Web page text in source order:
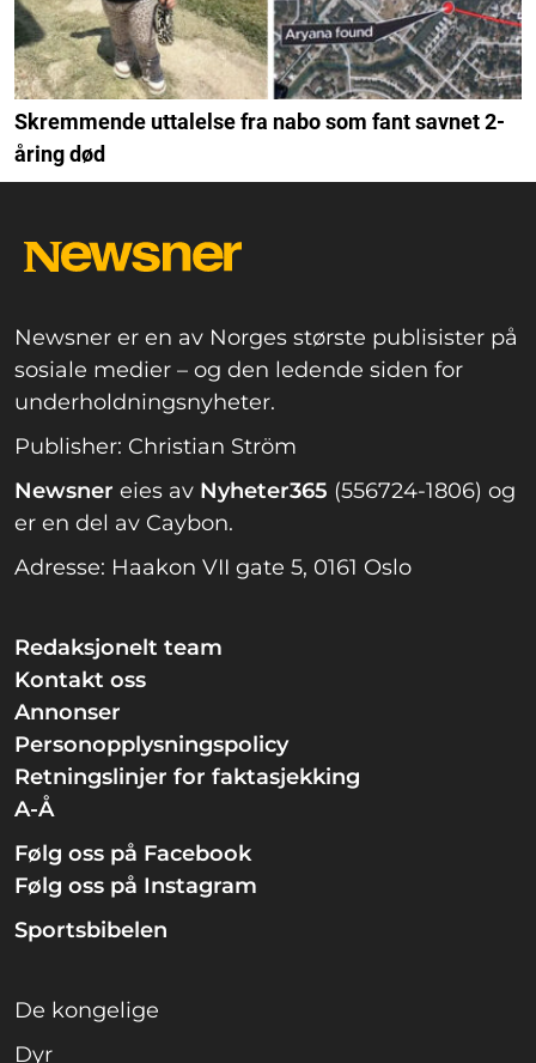
Skremmende uttalelse fra nabo som fant savnet 2-
åring død
Newsner er en av Norges største publisister på
sosiale medier – og den ledende siden for
underholdningsnyheter.
Publisher: Christian Ström
Newsner eies av Nyheter365 (556724-1806) og
er en del av Caybon.
Adresse: Haakon VII gate 5, 0161 Oslo
Redaksjonelt team
Kontakt oss
Annonser
Personopplysningspolicy
Retningslinjer for faktasjekking
A-Å
Følg oss på Facebook
Følg oss på Instagram
Sportsbibelen
De kongelige
Dyr